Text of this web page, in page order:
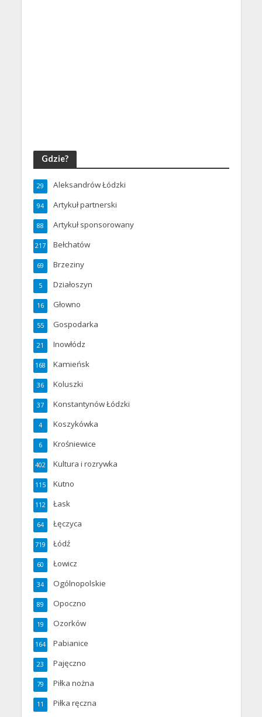
Gdzie?
Aleksandrów Łódzki
29
Artykuł partnerski
94
Artykuł sponsorowany
88
Bełchatów
217
Brzeziny
69
Działoszyn
5
Głowno
16
Gospodarka
55
Inowłódz
21
Kamieńsk
168
Koluszki
36
Konstantynów Łódzki
37
Koszykówka
4
Krośniewice
6
Kultura i rozrywka
402
Kutno
115
Łask
112
Łęczyca
64
Łódź
719
Łowicz
60
Ogólnopolskie
34
Opoczno
89
Ozorków
19
Pabianice
164
Pajęczno
23
Piłka nożna
79
Piłka ręczna
11